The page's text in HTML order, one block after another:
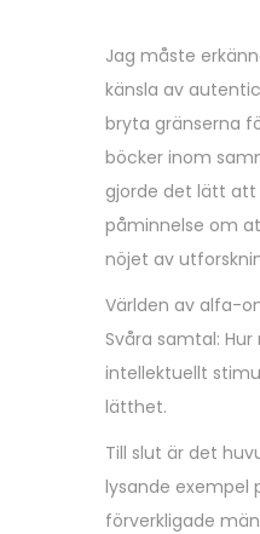
6
,
2
0
2
5
Jag måste
känsla av
bryta gränserna
böcker inom
gjorde det lätt att
påminnelse om
nöjet av
Världen av alfa-
Svåra samtal:
intellektuellt
lätthet.
Till slut är det
lysande exempel
förverkligade